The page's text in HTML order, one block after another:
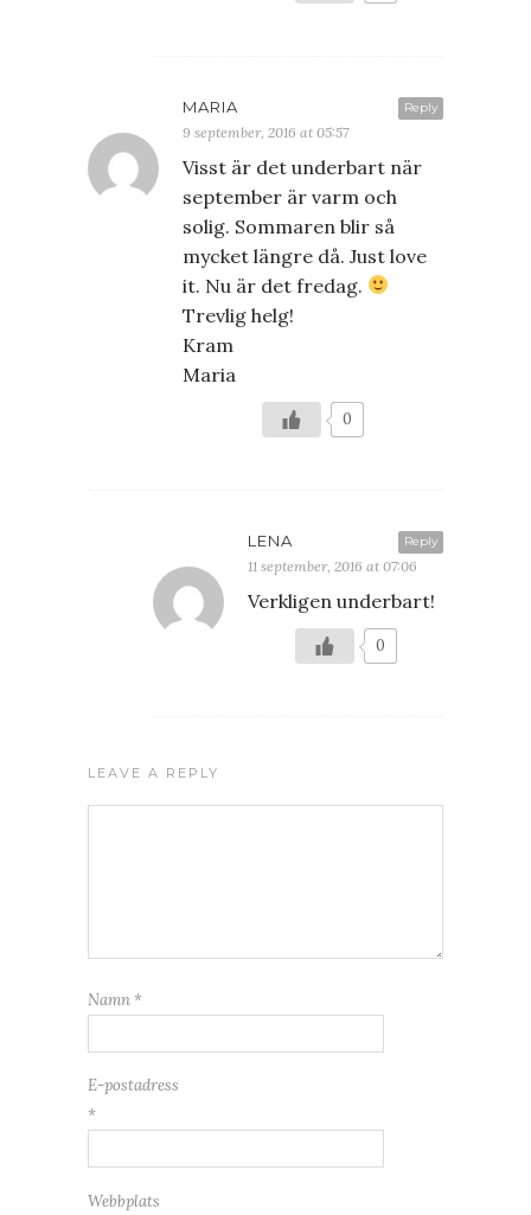
Reply
MARIA
9 september, 2016 at 05:57
Visst är det underbart när
september är varm och
solig. Sommaren blir så
mycket längre då. Just love
it. Nu är det fredag.
Trevlig helg!
Kram
Maria
0
Reply
LENA
11 september, 2016 at 07:06
Verkligen underbart!
0
LEAVE A REPLY
Namn *
E-postadress
*
Webbplats